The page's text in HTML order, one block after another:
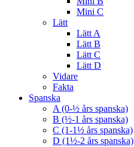
Mini C
Lätt
Lätt A
Lätt B
Lätt C
Lätt D
Vidare
Fakta
Spanska
A (0-½ års spanska)
B (½-1 års spanska)
C (1-1½ års spanska)
D (1½-2 års spanska)